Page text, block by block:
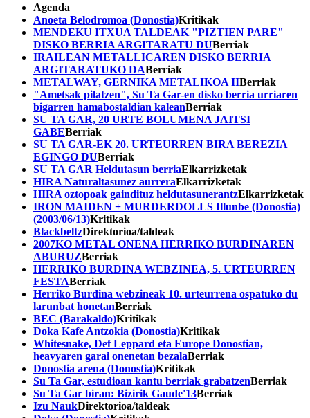
Agenda
Anoeta Belodromoa (Donostia)Kritikak
MENDEKU ITXUA TALDEAK "PIZTIEN PARE"
DISKO BERRIA ARGITARATU DUBerriak
IRAILEAN METALLICAREN DISKO BERRIA
ARGITARATUKO DABerriak
METALWAY, GERNIKA METALIKOA IIBerriak
"Ametsak pilatzen", Su Ta Gar-en disko berria urriaren
bigarren hamabostaldian kaleanBerriak
SU TA GAR, 20 URTE BOLUMENA JAITSI
GABEBerriak
SU TA GAR-EK 20. URTEURREN BIRA BEREZIA
EGINGO DUBerriak
SU TA GAR Heldutasun berriaElkarrizketak
HIRA Naturaltasunez aurreraElkarrizketak
HIRA oztopoak gaindituz heldutasunerantzElkarrizketak
IRON MAIDEN + MURDERDOLLS Illunbe (Donostia)
(2003/06/13)Kritikak
BlackbeltzDirektorioa/taldeak
2007KO METAL ONENA HERRIKO BURDINAREN
ABURUZBerriak
HERRIKO BURDINA WEBZINEA, 5. URTEURREN
FESTABerriak
Herriko Burdina webzineak 10. urteurrena ospatuko du
larunbat honetanBerriak
BEC (Barakaldo)Kritikak
Doka Kafe Antzokia (Donostia)Kritikak
Whitesnake, Def Leppard eta Europe Donostian,
heavyaren garai onenetan bezalaBerriak
Donostia arena (Donostia)Kritikak
Su Ta Gar, estudioan kantu berriak grabatzenBerriak
Su Ta Gar biran: Bizirik Gaude'13Berriak
Izu NaukDirektorioa/taldeak